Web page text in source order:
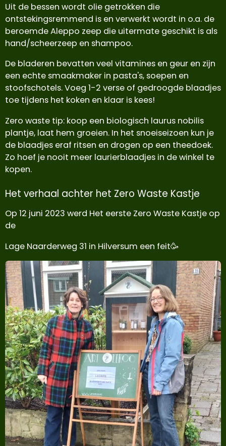
Uit de bessen wordt olie getrokken die
ontstekingsremmend is en verwerkt wordt in o.a. de
beroemde Aleppo zeep die uitermate geschikt is als
hand/scheerzeep en shampoo.
De bladeren bevatten veel vitamines en geur en zijn
een echte smaakmaker in pasta's, soepen en
stoofschotels. Voeg 1-2 verse of gedroogde blaadjes
toe tijdens het koken en klaar is kees!
Zero waste tip: koop een biologisch laurus nobilis
plantje, laat hem groeien. In het snoeiseizoen kun je
de blaadjes eraf ritsen en drogen op een theedoek.
Zo hoef je nooit meer laurierblaadjes in de winkel te
kopen.
Het verhaal achter het Zero Waste Kastje
Op 12 juni 2023 werd Het eerste Zero Waste Kastje op
de
Lage Naarderweg 31 in Hilversum een feit🥳